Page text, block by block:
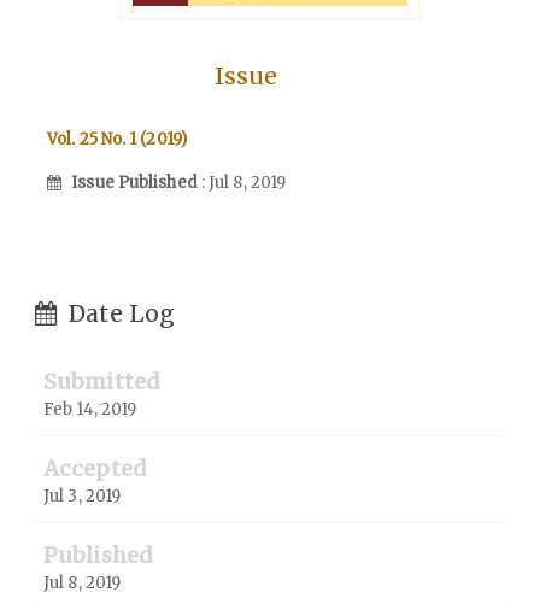
Issue
Vol. 25 No. 1 (2019)
Issue Published : Jul 8, 2019
Date Log
Submitted
Feb 14, 2019
Accepted
Jul 3, 2019
Published
Jul 8, 2019